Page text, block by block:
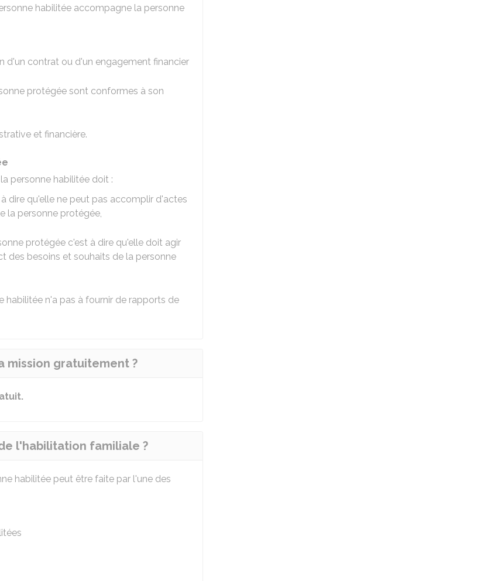
habilitée accompagne la personne
d'un contrat ou d'un engagement financier
protégée sont conformes à son
et financière.
personne habilitée doit :
dire qu'elle ne peut pas accomplir d'actes
la personne protégée,
protégée c'est à dire qu'elle doit agir
des besoins et souhaits de la personne
habilitée n'a pas à fournir de rapports de
mission gratuitement ?
l'habilitation familiale ?
habilitée peut être faite par l'une des